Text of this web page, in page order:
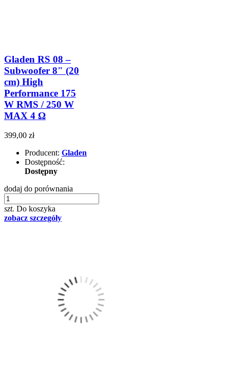
Gladen RS 08 –
Subwoofer 8" (20
cm) High
Performance 175
W RMS / 250 W
MAX 4 Ω
399,00 zł
Producent: Gladen
Dostępność:
Dostępny
dodaj do porównania
szt. Do koszyka
zobacz szczegóły